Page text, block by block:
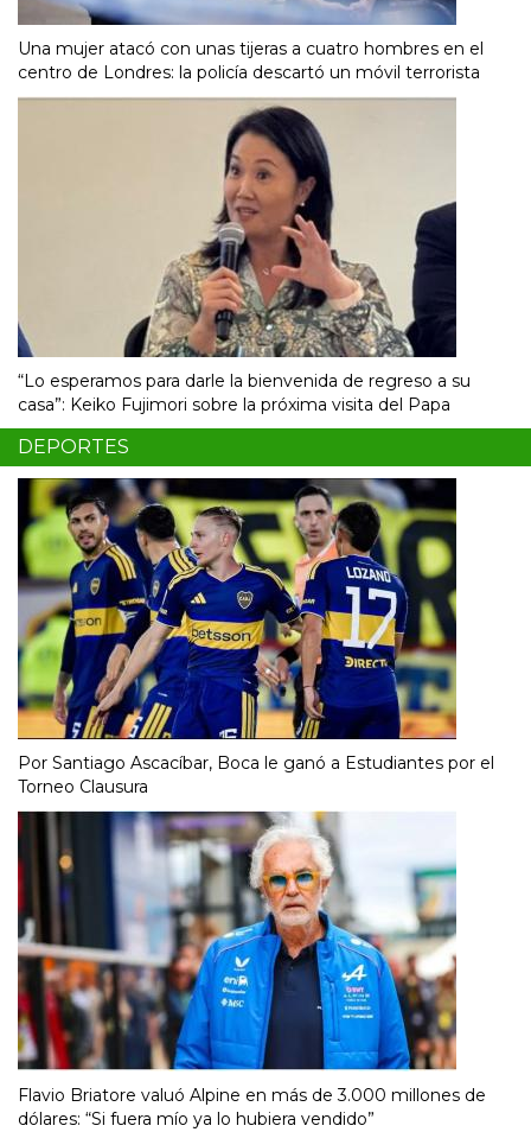
Una mujer atacó con unas tijeras a cuatro hombres en el
centro de Londres: la policía descartó un móvil terrorista
“Lo esperamos para darle la bienvenida de regreso a su
casa”: Keiko Fujimori sobre la próxima visita del Papa
DEPORTES
Por Santiago Ascacíbar, Boca le ganó a Estudiantes por el
Torneo Clausura
Flavio Briatore valuó Alpine en más de 3.000 millones de
dólares: “Si fuera mío ya lo hubiera vendido”